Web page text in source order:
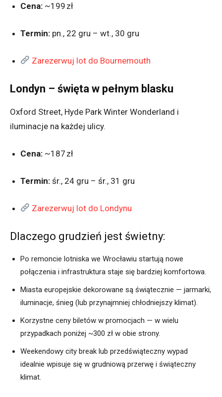
Cena: ~199 zł
Termin: pn., 22 gru – wt., 30 gru
Zarezerwuj lot do Bournemouth
Londyn – święta w pełnym blasku
Oxford Street, Hyde Park Winter Wonderland i
iluminacje na każdej ulicy.
Cena: ~187 zł
Termin: śr., 24 gru – śr., 31 gru
Zarezerwuj lot do Londynu
Dlaczego grudzień jest świetny:
Po remoncie lotniska we Wrocławiu startują nowe
połączenia i infrastruktura staje się bardziej komfortowa.
Miasta europejskie dekorowane są świątecznie — jarmarki,
iluminacje, śnieg (lub przynajmniej chłodniejszy klimat).
Korzystne ceny biletów w promocjach — w wielu
przypadkach poniżej ~300 zł w obie strony.
Weekendowy city break lub przedświąteczny wypad
idealnie wpisuje się w grudniową przerwę i świąteczny
klimat.